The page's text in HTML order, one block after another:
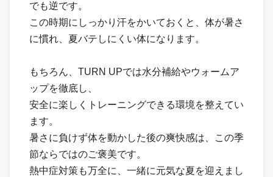
でも逆です。
この時期にしっかり汗をかいておくと、体が暑さ
に慣れ、夏バテしにくい体になります。
もちろん、TURN UPでは水分補給やウォームア
ップを徹底し、
安全に楽しくトレーニングできる環境を整えてい
ます。
暑さに負けず体を動かした後の爽快感は、この季
節ならではのご褒美です。
熱中症対策も万全に、一緒に元気な夏を迎えまし